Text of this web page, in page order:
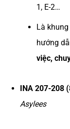
1, E-2…
Là
hướng
việc,
INA 207-208
Asylees